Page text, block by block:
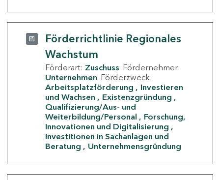
Förderrichtlinie Regionales
Wachstum
Förderart: Zuschuss Fördernehmer:
Unternehmen Förderzweck:
Arbeitsplatzförderung
Investieren
und Wachsen
Existenzgründung
Qualifizierung/Aus- und
Weiterbildung/Personal
Forschung,
Innovationen und Digitalisierung
Investitionen in Sachanlagen und
Beratung
Unternehmensgründung